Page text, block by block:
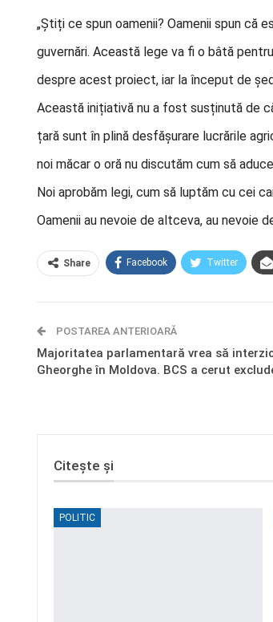
„Știți ce spun oamenii? Oamenii spun
guvernări. Această lege va fi o bâtă
despre acest proiect, iar la început de
Această inițiativă nu a fost susținută de
țară sunt în plină desfășurare lucrările
noi măcar o oră nu discutăm cum să
Noi aprobăm legi, cum să luptăm cu cei
Oamenii au nevoie de altceva, au nevoie
Share Facebook Twitter
POSTAREA ANTERIOARĂ
Majoritatea parlamentară vrea să
Gheorghe în Moldova. BCS a cerut
Citește și
POLITIC